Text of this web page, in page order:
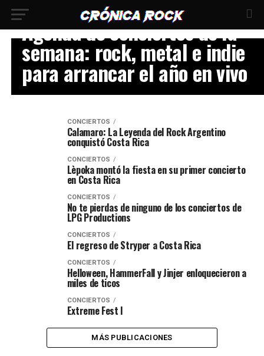
Agenda de conciertos de la
semana: rock, metal e indie
para arrancar el año en vivo
CONCIERTOS
Calamaro: La Leyenda del Rock Argentino
conquistó Costa Rica
CONCIERTOS
Lèpoka montó la fiesta en su primer concierto
en Costa Rica
CONCIERTOS
No te pierdas de ninguno de los conciertos de
LPG Productions
CONCIERTOS
El regreso de Stryper a Costa Rica
CONCIERTOS
Helloween, HammerFall y Jinjer enloquecieron a
miles de ticos
CONCIERTOS
Extreme Fest I
MÁS PUBLICACIONES